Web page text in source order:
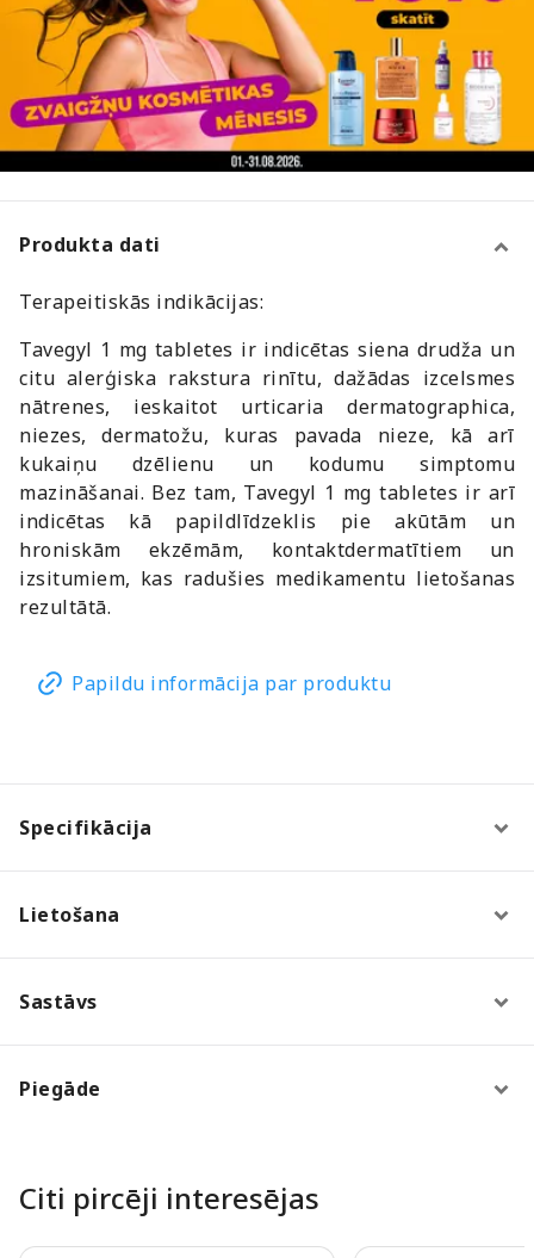
Produkta dati
Terapeitiskās indikācijas:
Tavegyl 1 mg tabletes ir indicētas siena drudža un
citu alerģiska rakstura rinītu, dažādas izcelsmes
nātrenes, ieskaitot urticaria dermatographica,
niezes, dermatožu, kuras pavada nieze, kā arī
kukaiņu dzēlienu un kodumu simptomu
mazināšanai. Bez tam, Tavegyl 1 mg tabletes ir arī
indicētas kā papildlīdzeklis pie akūtām un
hroniskām ekzēmām, kontaktdermatītiem un
izsitumiem, kas radušies medikamentu lietošanas
rezultātā.
Papildu informācija par produktu
Specifikācija
Lietošana
Sastāvs
Piegāde
Citi pircēji interesējas